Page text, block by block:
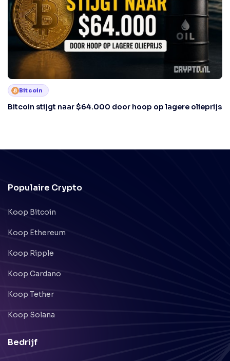
Bitcoin
Bitcoin stijgt naar $64.000 door hoop op lagere olieprijs
Populaire Crypto
Koop Bitcoin
Koop Ethereum
Koop Ripple
Koop Cardano
Koop Tether
Koop Solana
Bedrijf